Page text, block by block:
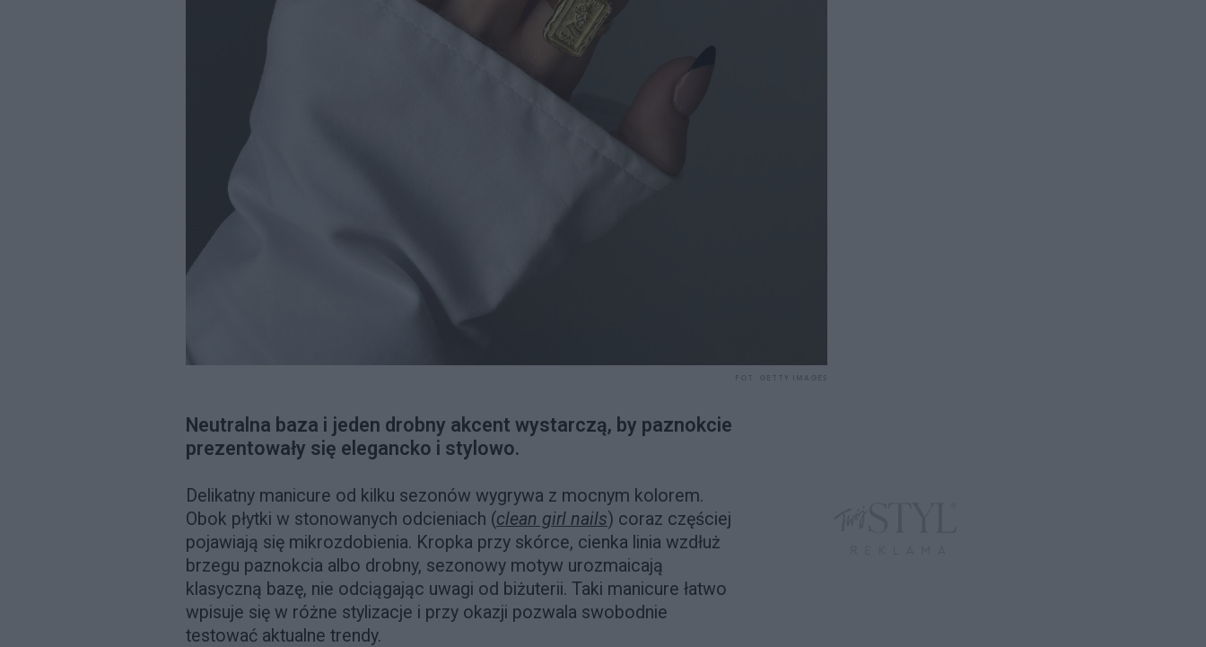
Neutralna baza i jeden drobny akcent wystarczą, by paznokcie
prezentowały się elegancko i stylowo.
Delikatny manicure od kilku sezonów wygrywa z mocnym kolorem.
Obok płytki w stonowanych odcieniach (clean girl nails) coraz częściej
pojawiają się mikrozdobienia. Kropka przy skórce, cienka linia wzdłuż
brzegu paznokcia albo drobny, sezonowy motyw urozmaicają
klasyczną bazę, nie odciągając uwagi od biżuterii. Taki manicure łatwo
wpisuje się w różne stylizacje i przy okazji pozwala swobodnie
testować aktualne trendy.